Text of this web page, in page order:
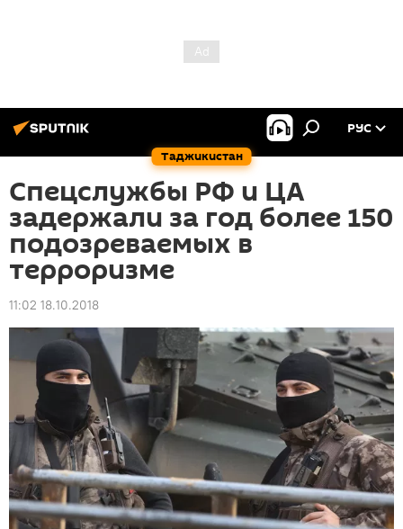
Таджикистан
РУС
Спецслужбы РФ и ЦА
задержали за год более 150
подозреваемых в
терроризме
11:02 18.10.2018